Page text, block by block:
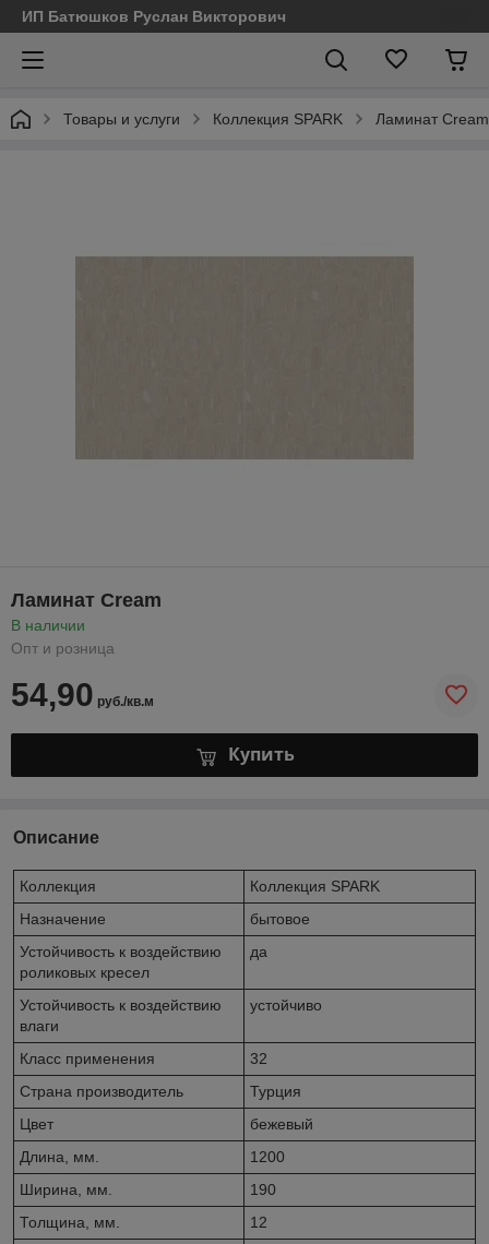
ИП Батюшков Руслан Викторович
Товары и услуги Коллекция SPARK Ламинат Cream
Ламинат Cream
В наличии
Опт и розница
54,90 руб./кв.м
Купить
Описание
Коллекция
Коллекция SPARK
Назначение
бытовое
Устойчивость к воздействию
роликовых кресел
да
Устойчивость к воздействию
влаги
устойчиво
Класс применения
32
Страна производитель
Турция
Цвет
бежевый
Длина, мм.
1200
Ширина, мм.
190
Толщина, мм.
12